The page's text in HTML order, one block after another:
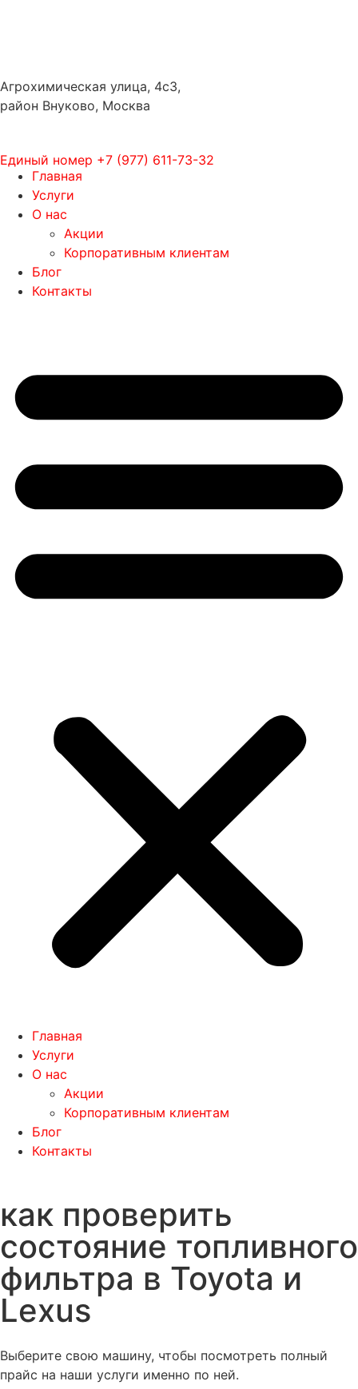
Агрохимическая улица, 4с3,
район Внуково, Москва
Единый номер +7 (977) 611-73-32
Главная
Услуги
О нас
Акции
Корпоративным клиентам
Блог
Контакты
Главная
Услуги
О нас
Акции
Корпоративным клиентам
Блог
Контакты
как проверить
состояние топливного
фильтра в Toyota и
Lexus
Выберите свою машину, чтобы посмотреть полный
прайс на наши услуги именно по ней.